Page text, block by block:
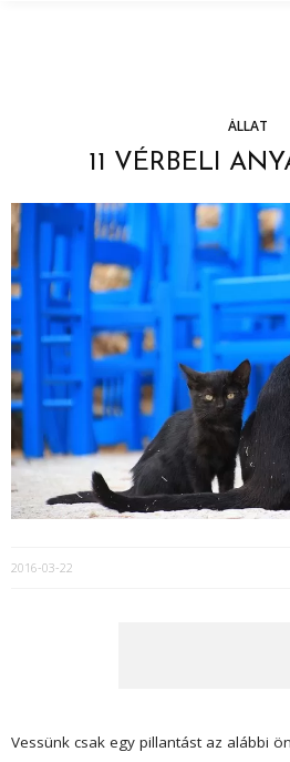
ÁLLAT
11 VÉRBELI
2016-03-22
Vessünk csak egy pillantást az alábbi